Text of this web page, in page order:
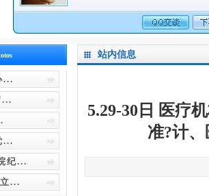
...
...
...
纪...
...
站内信息
5.29-30日 医疗
准?计